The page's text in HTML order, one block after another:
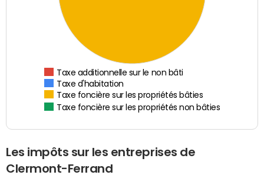
Taxe additionnelle sur le non bâti
Taxe d'habitation
Taxe foncière sur les propriétés bâties
Taxe foncière sur les propriétés non bâties
Les impôts sur les entreprises de
Clermont-Ferrand